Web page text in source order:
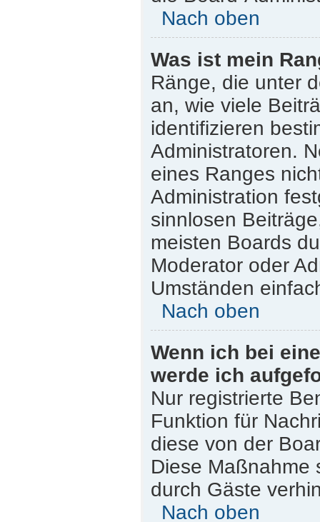
Nach oben
Was ist mein
Ränge, die unter
an, wie viele
identifizieren
Administratoren.
eines Ranges
Administration
sinnlosen
meisten Boards
Moderator oder
Umständen
Nach oben
Wenn ich bei
werde ich
Nur registrierte
Funktion für
diese von der
Diese Maßnahme
durch Gäste
Nach oben